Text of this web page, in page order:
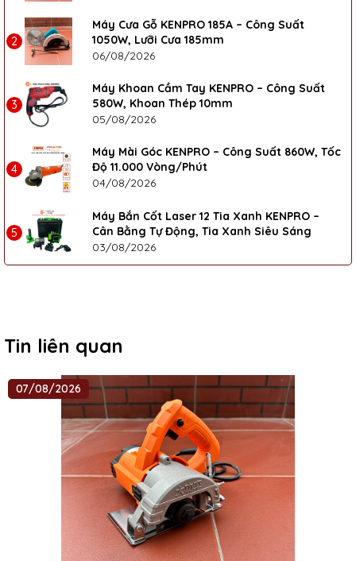
2
Máy Cưa Gỗ KENPRO 185A – Công Suất
1050W, Lưỡi Cưa 185mm
06/08/2026
3
Máy Khoan Cầm Tay KENPRO – Công Suất
580W, Khoan Thép 10mm
05/08/2026
4
Máy Mài Góc KENPRO – Công Suất 860W, Tốc
Độ 11.000 Vòng/Phút
04/08/2026
5
Máy Bắn Cốt Laser 12 Tia Xanh KENPRO –
Cân Bằng Tự Động, Tia Xanh Siêu Sáng
03/08/2026
Tin liên quan
07/08/2026